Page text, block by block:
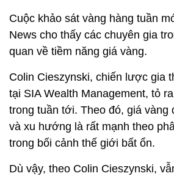
Cuộc khảo sát vàng hàng tuần
News cho thấy các chuyên gia
quan về tiềm năng giá vàng.
Colin Cieszynski, chiến lược gia
tại SIA Wealth Management, tỏ
trong tuần tới. Theo đó, giá vàng
và xu hướng là rất mạnh theo
trong bối cảnh thế giới bất ổn.
Dù vậy, theo Colin Cieszynski,